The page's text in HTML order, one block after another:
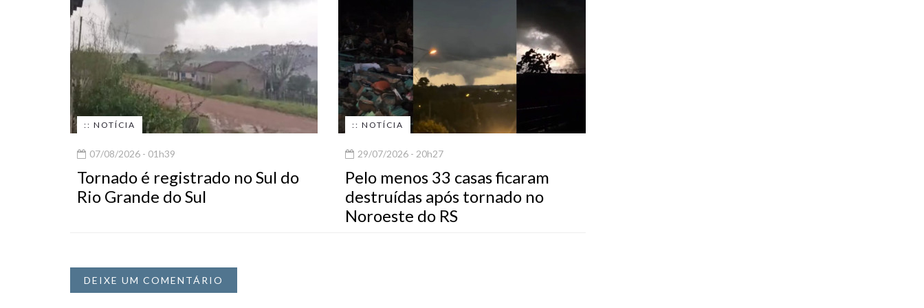
:: NOTÍCIA
07/08/2026 - 01h39
Tornado é registrado no Sul do
Rio Grande do Sul
:: NOTÍCIA
29/07/2026 - 20h27
Pelo menos 33 casas ficaram
destruídas após tornado no
Noroeste do RS
DEIXE UM COMENTÁRIO